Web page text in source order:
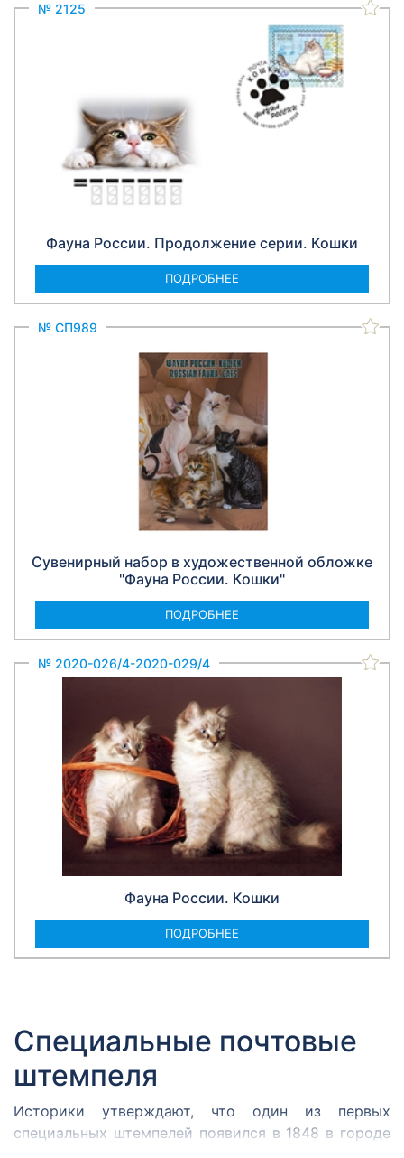
№ 2125
Фауна России. Продолжение серии. Кошки
ПОДРОБНЕЕ
№ СП989
Сувенирный набор в художественной обложке
"Фауна России. Кошки"
ПОДРОБНЕЕ
№ 2020-026/4-2020-029/4
Фауна России. Кошки
ПОДРОБНЕЕ
Специальные почтовые
штемпеля
Историки утверждают, что один из первых
специальных штемпелей появился в 1848 в городе